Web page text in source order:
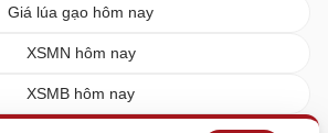
Giá lúa gạo hôm nay
XSMN hôm nay
XSMB hôm nay